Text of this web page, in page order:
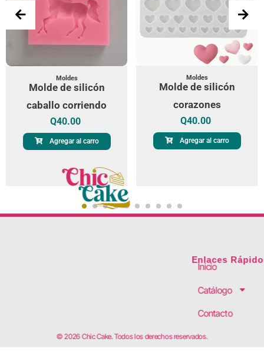
Moldes
Molde de silicón
caballo corriendo
Q40.00
Agregar al carro
Moldes
Molde de silicón
corazones
Q40.00
Agregar al carro
Enlaces
Inicio
Catálogo
Contacto
© 2026 Chic Cake. Todos los derechos reservados.